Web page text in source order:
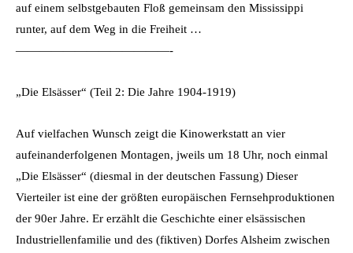
auf einem selbstgebauten Floß gemeinsam den Mississippi
runter, auf dem Weg in die Freiheit …
—————————————-
„Die Elsässer“ (Teil 2: Die Jahre 1904-1919)
Auf vielfachen Wunsch zeigt die Kinowerkstatt an vier
aufeinanderfolgenen Montagen, jweils um 18 Uhr, noch einmal
„Die Elsässer“ (diesmal in der deutschen Fassung) Dieser
Vierteiler ist eine der größten europäischen Fernsehproduktionen
der 90er Jahre. Er erzählt die Geschichte einer elsässischen
Industriellenfamilie und des (fiktiven) Dorfes Alsheim zwischen